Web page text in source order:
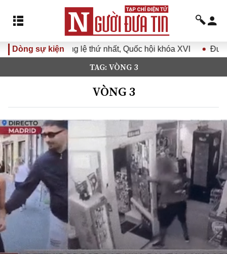
Dòng sự kiện
XVI Đưa Nghị quyết Đại hội Đảng XIV vào cuộc sống
TAG: VÒNG 3
VÒNG 3